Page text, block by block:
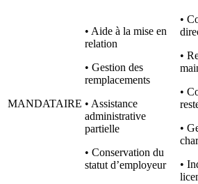
MANDATAIRE
• Aide à la mise en
relation
• Gestion des
remplacements
• Assistance
administrative
partielle
• Conservation du
statut d’employeur
•
•
•
•
•